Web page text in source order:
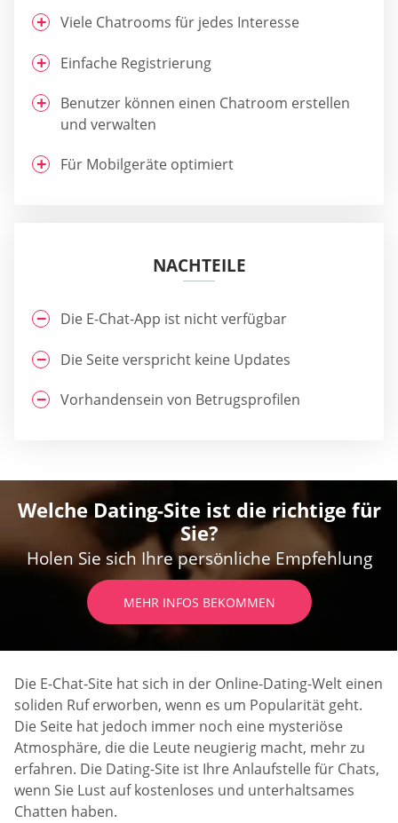
Viele Chatrooms für jedes Interesse
Einfache Registrierung
Benutzer können einen Chatroom erstellen
und verwalten
Für Mobilgeräte optimiert
NACHTEILE
Die E-Chat-App ist nicht verfügbar
Die Seite verspricht keine Updates
Vorhandensein von Betrugsprofilen
Welche Dating-Site ist die richtige für
Sie?
Holen Sie sich Ihre persönliche Empfehlung
MEHR INFOS BEKOMMEN
Die E-Chat-Site hat sich in der Online-Dating-Welt einen
soliden Ruf erworben, wenn es um Popularität geht.
Die Seite hat jedoch immer noch eine mysteriöse
Atmosphäre, die die Leute neugierig macht, mehr zu
erfahren. Die Dating-Site ist Ihre Anlaufstelle für Chats,
wenn Sie Lust auf kostenloses und unterhaltsames
Chatten haben.